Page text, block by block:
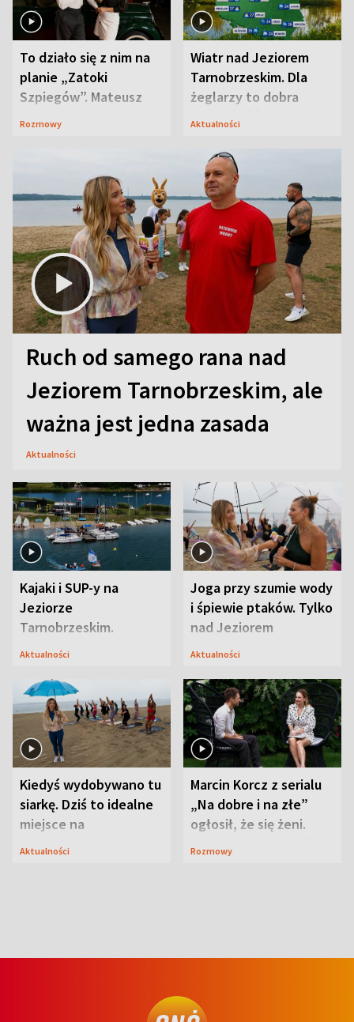
To działo się z nim na
planie „Zatoki
Szpiegów”. Mateusz
Janicki odsłonił
Rozmowy
Wiatr nad Jeziorem
Tarnobrzeskim. Dla
żeglarzy to dobra
wiadomość
Aktualności
Ruch od samego rana nad
Jeziorem Tarnobrzeskim, ale
ważna jest jedna zasada
Aktualności
Kajaki i SUP-y na
Jeziorze
Tarnobrzeskim.
Przyrodnicy zwracają
Aktualności
Joga przy szumie wody
i śpiewie ptaków. Tylko
nad Jeziorem
Tarnobrzeskim
Aktualności
Kiedyś wydobywano tu
siarkę. Dziś to idealne
miejsce na
wypoczynek
Aktualności
Marcin Korcz z serialu
„Na dobre i na złe”
ogłosił, że się żeni.
Zdradził, co zmienił
Rozmowy